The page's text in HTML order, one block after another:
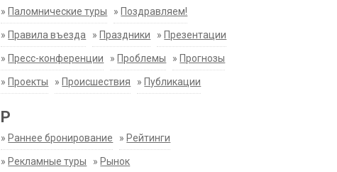
» Паломнические туры » Поздравляем!
» Правила въезда » Праздники » Презентации
» Пресс-конференции » Проблемы » Прогнозы
» Проекты » Происшествия » Публикации
Р
» Раннее бронирование » Рейтинги
» Рекламные туры » Рынок